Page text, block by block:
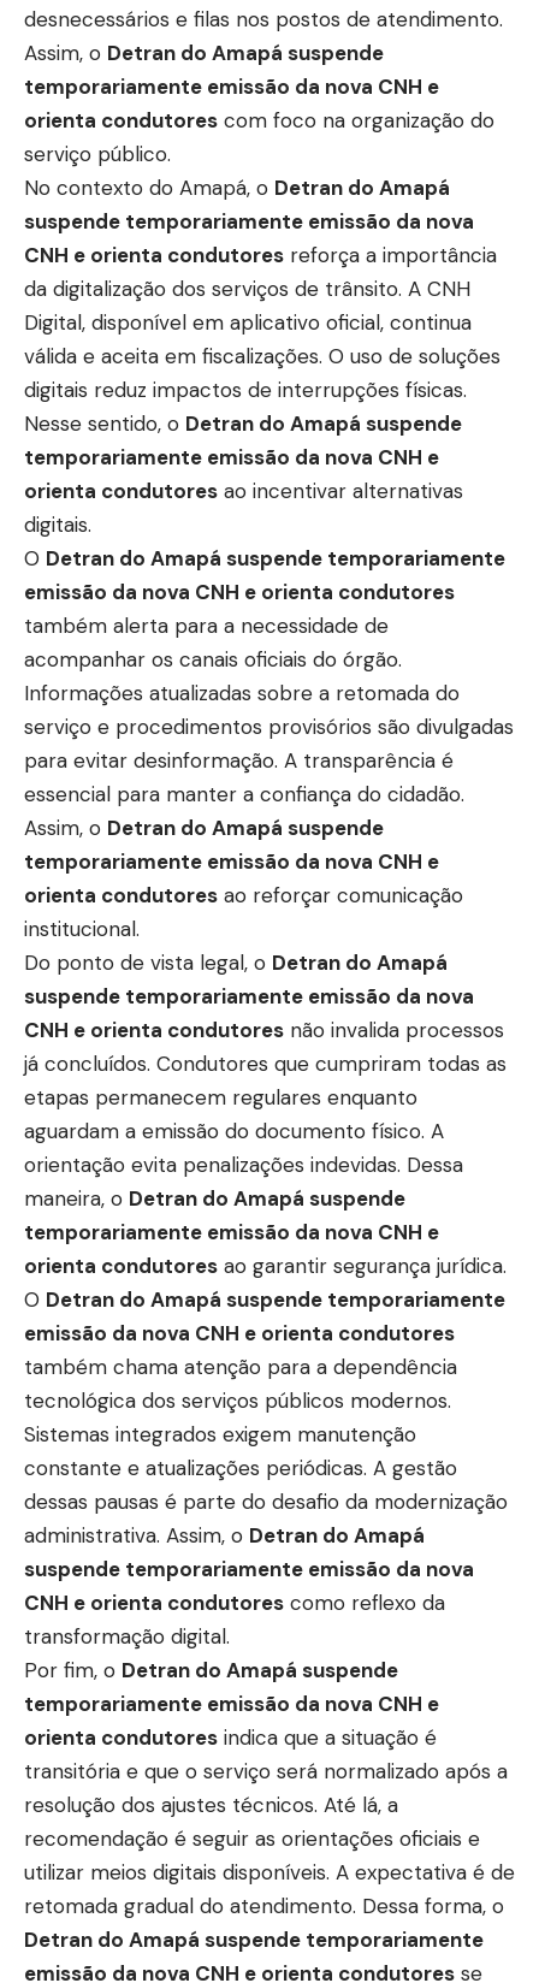
desnecessários e filas nos postos de atendimento.
Assim, o Detran do Amapá suspende
temporariamente emissão da nova CNH e
orienta condutores com foco na organização do
serviço público.
No contexto do Amapá, o Detran do Amapá
suspende temporariamente emissão da nova
CNH e orienta condutores reforça a importância
da digitalização dos serviços de trânsito. A CNH
Digital, disponível em aplicativo oficial, continua
válida e aceita em fiscalizações. O uso de soluções
digitais reduz impactos de interrupções físicas.
Nesse sentido, o Detran do Amapá suspende
temporariamente emissão da nova CNH e
orienta condutores ao incentivar alternativas
digitais.
O Detran do Amapá suspende temporariamente
emissão da nova CNH e orienta condutores
também alerta para a necessidade de
acompanhar os canais oficiais do órgão.
Informações atualizadas sobre a retomada do
serviço e procedimentos provisórios são divulgadas
para evitar desinformação. A transparência é
essencial para manter a confiança do cidadão.
Assim, o Detran do Amapá suspende
temporariamente emissão da nova CNH e
orienta condutores ao reforçar comunicação
institucional.
Do ponto de vista legal, o Detran do Amapá
suspende temporariamente emissão da nova
CNH e orienta condutores não invalida processos
já concluídos. Condutores que cumpriram todas as
etapas permanecem regulares enquanto
aguardam a emissão do documento físico. A
orientação evita penalizações indevidas. Dessa
maneira, o Detran do Amapá suspende
temporariamente emissão da nova CNH e
orienta condutores ao garantir segurança jurídica.
O Detran do Amapá suspende temporariamente
emissão da nova CNH e orienta condutores
também chama atenção para a dependência
tecnológica dos serviços públicos modernos.
Sistemas integrados exigem manutenção
constante e atualizações periódicas. A gestão
dessas pausas é parte do desafio da modernização
administrativa. Assim, o Detran do Amapá
suspende temporariamente emissão da nova
CNH e orienta condutores como reflexo da
transformação digital.
Por fim, o Detran do Amapá suspende
temporariamente emissão da nova CNH e
orienta condutores indica que a situação é
transitória e que o serviço será normalizado após a
resolução dos ajustes técnicos. Até lá, a
recomendação é seguir as orientações oficiais e
utilizar meios digitais disponíveis. A expectativa é de
retomada gradual do atendimento. Dessa forma, o
Detran do Amapá suspende temporariamente
emissão da nova CNH e orienta condutores se